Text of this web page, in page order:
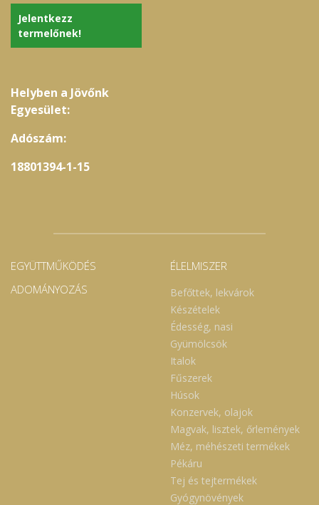
Jelentkezz
termelőnek!
Helyben a Jövőnk
Egyesület:
Adószám:
18801394-1-15
EGYÜTTMŰKÖDÉS
ADOMÁNYOZÁS
ÉLELMISZER
Befőttek, lekvárok
Készételek
Édesség, nasi
Gyümölcsök
Italok
Fűszerek
Húsok
Konzervek, olajok
Magvak, lisztek, őrlemények
Méz, méhészeti termékek
Pékáru
Tej és tejtermékek
Gyógynövények